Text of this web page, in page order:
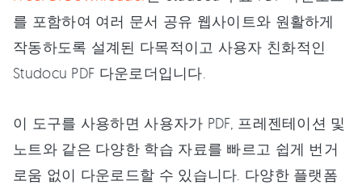
를 포함하여 여러 문서 공유 웹사이트와 원활하게
작동하도록 설계된 다목적이고 사용자 친화적인
Studocu PDF 다운로더입니다.
이 도구를 사용하면 사용자가 PDF, 프레젠테이션 및
노트와 같은 다양한 학습 자료를 빠르고 쉽게 번거
로움 없이 다운로드할 수 있습니다. 다양한 플랫폼